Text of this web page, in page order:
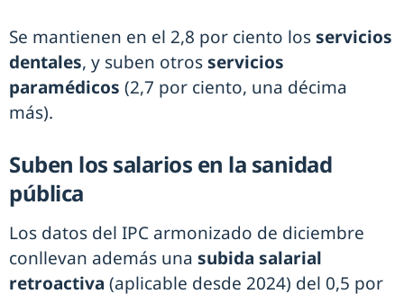
Se mantienen en el 2,8 por ciento losservicios
dentales, y suben otrosservicios
paramédicos (2,7 por ciento, una décima
más).
Suben los salarios en la sanidad
pública
Los datos del IPC armonizado de diciembre
conllevan además una subida salarial
retroactiva (aplicable desde 2024) del 0,5 por